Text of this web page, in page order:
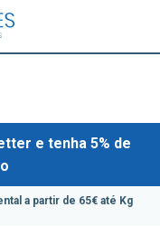
e tenha 5% de
a partir de 65€ até Kg